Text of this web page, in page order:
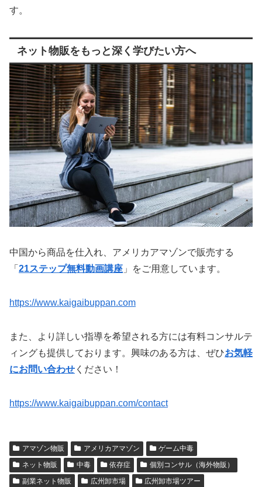
す。
ネット物販をもっと深く学びたい方へ
中国から商品を仕入れ、アメリカアマゾンで販売する
「 21ステップ無料動画講座 」をご用意しています。
https://www.kaigaibuppan.com
また、より詳しい指導を希望される方には有料コンサルテ
ィングも提供しております。興味のある方は、ぜひお気軽
にお問い合わせ ください！
https://www.kaigaibuppan.com/contact
アマゾン物販 アメリカアマゾン
ゲーム中毒
ネット物販
中毒 依存症
個別コンサル（海外物販）
副業ネット物販
広州卸市場 広州卸市場ツアー